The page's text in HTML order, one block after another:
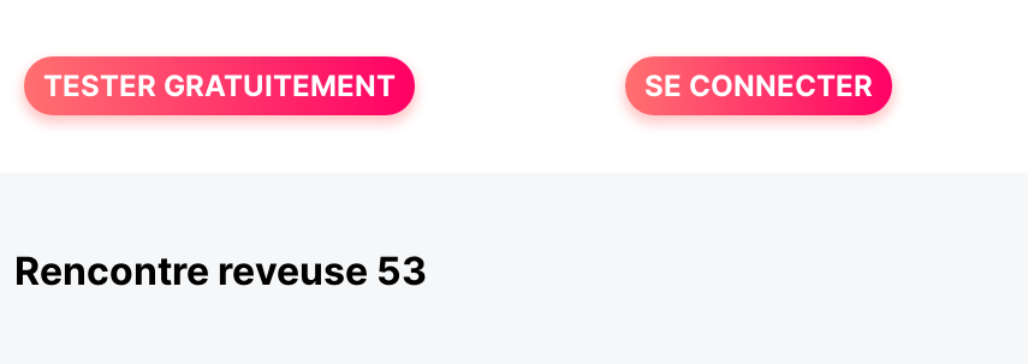
TESTER GRATUITEMENT SE CONNECTER
Rencontre reveuse 53